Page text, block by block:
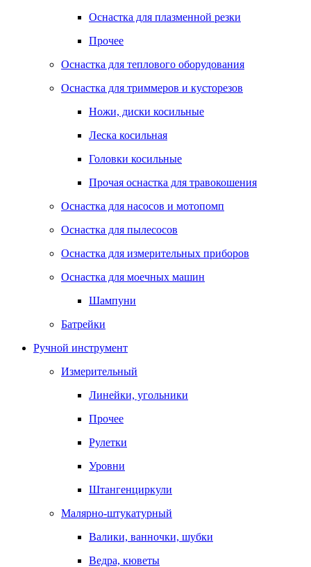
Оснастка для плазменной резки
Прочее
Оснастка для теплового оборудования
Оснастка для триммеров и кусторезов
Ножи, диски косильные
Леска косильная
Головки косильные
Прочая оснастка для травокошения
Оснастка для насосов и мотопомп
Оснастка для пылесосов
Оснастка для измерительных приборов
Оснастка для моечных машин
Шампуни
Батрейки
Ручной инструмент
Измерительный
Линейки, угольники
Прочее
Рулетки
Уровни
Штангенциркули
Малярно-штукатурный
Валики, ванночки, шубки
Ведра, кюветы